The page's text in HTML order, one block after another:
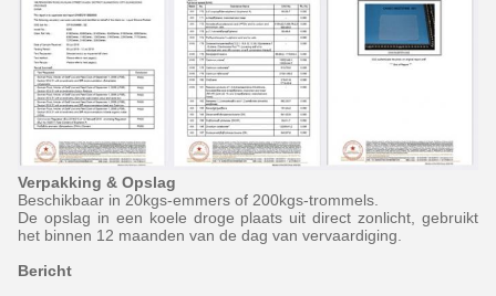
Verpakking & Opslag
Beschikbaar in 20kgs-emmers of 200kgs-trommels.
De opslag in een koele droge plaats uit direct zonlicht, gebruikt
het binnen 12 maanden van de dag van vervaardiging.
Bericht